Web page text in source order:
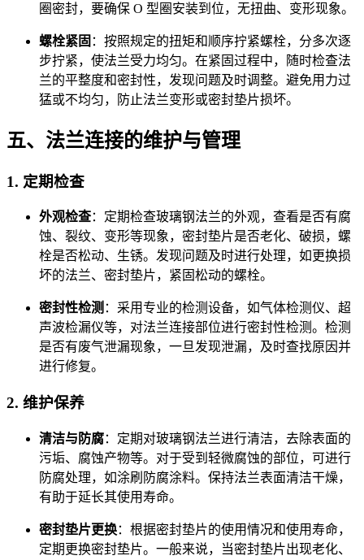
圈密封，要确保 O 型圈安装到位，无扭曲、变形现象。
螺栓紧固 ：按照规定的扭矩和顺序拧紧螺栓，分多次逐
步拧紧，使法兰受力均匀。在紧固过程中，随时检查法
兰的平整度和密封性，发现问题及时调整。避免用力过
猛或不均匀，防止法兰变形或密封垫片损坏。
五、法兰连接的维护与管理
1. 定期检查
外观检查：定期检查玻璃钢法兰的外观，查看是否有腐
蚀、裂纹、变形等现象，密封垫片是否老化、破损，螺
栓是否松动、生锈。发现问题及时进行处理，如更换损
坏的法兰、密封垫片，紧固松动的螺栓。
密封性检测 ：采用专业的检测设备，如气体检测仪、超
声波检漏仪等，对法兰连接部位进行密封性检测。检测
是否有废气泄漏现象，一旦发现泄漏，及时查找原因并
进行修复。
2. 维护保养
清洁与防腐：定期对玻璃钢法兰进行清洁，去除表面的
污垢、腐蚀产物等。对于受到轻微腐蚀的部位，可进行
防腐处理，如涂刷防腐涂料。保持法兰表面清洁干燥，
有助于延长其使用寿命。
密封垫片更换：根据密封垫片的使用情况和使用寿命，
定期更换密封垫片。一般来说，当密封垫片出现老化、